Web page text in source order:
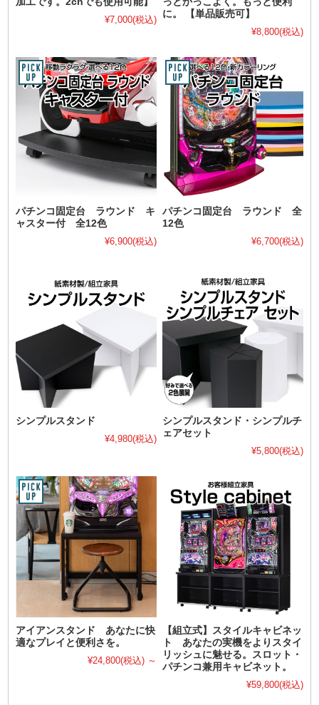
¥7,000(税込)
に。 【単品販売可】
¥8,800(税込)
パチンコ固定台 ラウンド キ
ャスター付 全12色
¥6,900(税込)
パチンコ固定台 ラウンド 全
12色
¥6,700(税込)
シンプルスタンド
¥4,980(税込)
シンプルスタンド・シンプルチ
ェアセット
¥5,800(税込)
アイアンスタンド あなたに快
適なプレイと便利さを。
¥24,800(税込) ～
【組立式】スタイルキャビネッ
ト あなたの実機をよりスタイ
リッシュに魅せる。スロット・
パチンコ兼用キャビネット。
¥59,800(税込)